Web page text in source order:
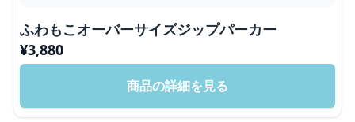
ふわもこオーバーサイズジップパーカー
¥3,880
商品の詳細を見る